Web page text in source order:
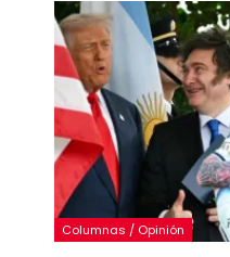
Columnas / Opinión